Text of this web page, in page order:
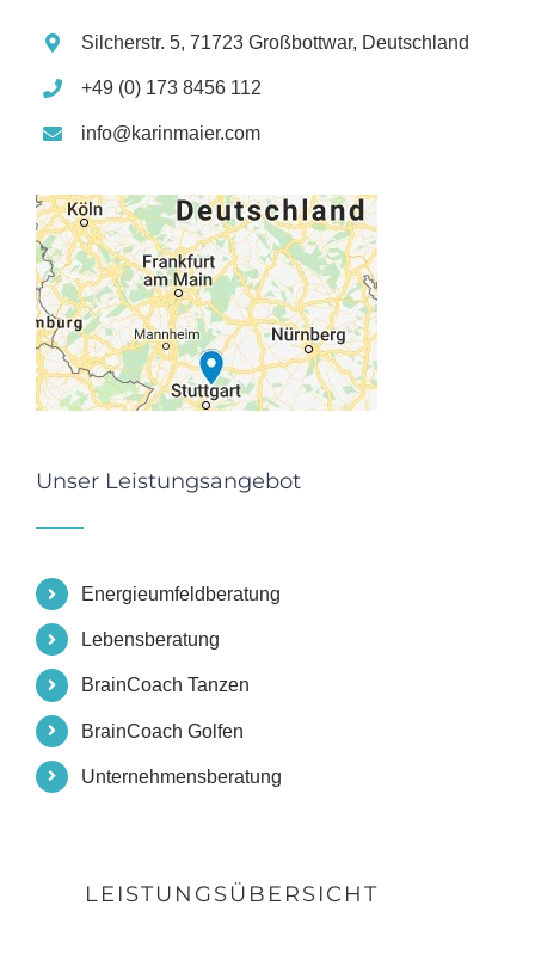
Silcherstr. 5, 71723 Großbottwar, Deutschland
+49 (0) 173 8456 112
info@karinmaier.com
Unser Leistungsangebot
Energieumfeldberatung
Lebensberatung
BrainCoach Tanzen
BrainCoach Golfen
Unternehmensberatung
LEISTUNGSÜBERSICHT